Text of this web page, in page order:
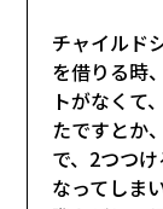
チャイルド
を借りる時
トがなくて
たですとか
で、2つつ
なってしま